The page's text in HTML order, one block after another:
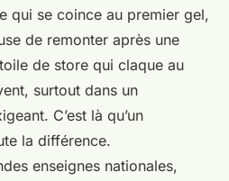
qui se coince au premier gel,
de remonter après une
de store qui claque au
surtout dans un
C’est là qu’un
la différence.
enseignes nationales,